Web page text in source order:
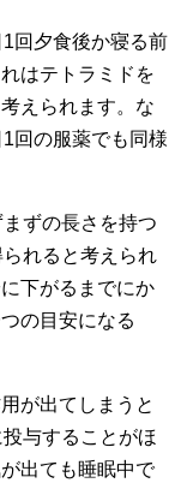
回夕食後か寝る前
はテトラミドを
えられます。な
回の服薬でも同様
ずの長さを持つ
れると考えられ
下がるまでにか
の目安になる
が出てしまうと
与することがほ
出ても睡眠中で